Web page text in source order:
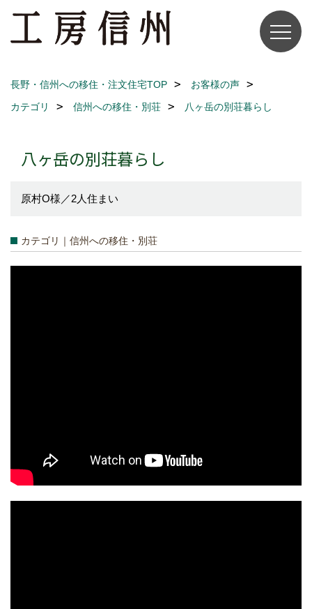
長野・信州への移住・注文住宅TOP
お客様の声
カテゴリ
信州への移住・別荘 八ヶ岳の別荘暮らし
八ヶ岳の別荘暮らし
原村O様／2人住まい
カテゴリ｜信州への移住・別荘